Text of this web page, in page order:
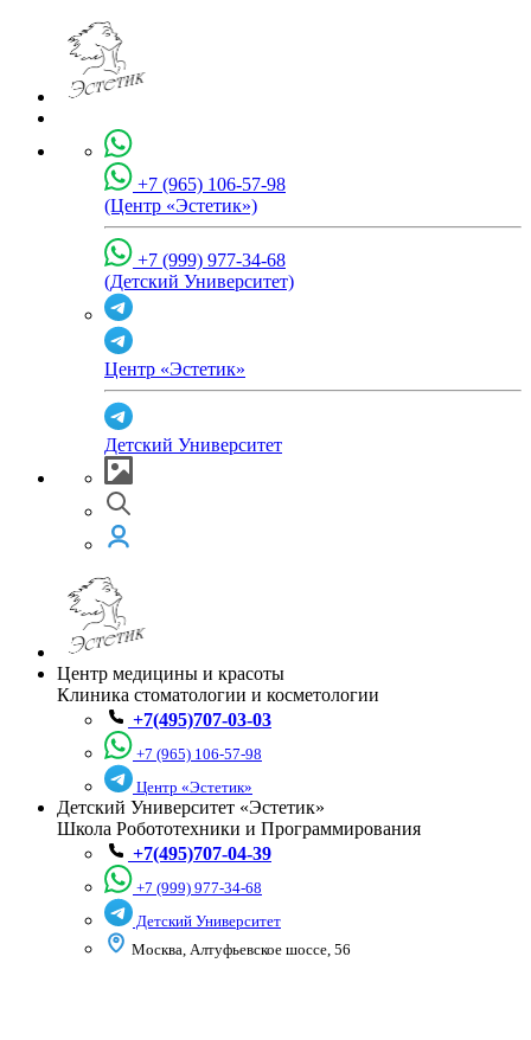
+7 (965) 106-57-98
(Центр «Эстетик»)
+7 (999) 977-34-68
(Детский Университет)
Центр «Эстетик»
Детский Университет
Центр медицины и красоты
Клиника стоматологии и косметологии
+7(495)707-03-03
+7 (965) 106-57-98
Центр «Эстетик»
Детский Университет «Эстетик»
Школа Робототехники и Программирования
+7(495)707-04-39
+7 (999) 977-34-68
Детский Университет
Москва, Алтуфьевское шоссе, 56